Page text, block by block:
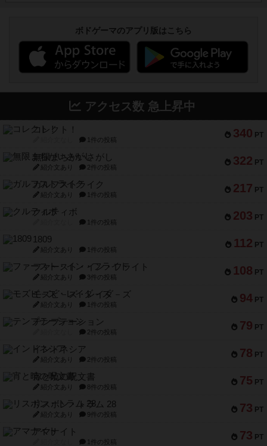
ボドゲーマのアプリ版はこちら
アクセス数 急上昇中
340 PT
コレクト！
1件の投稿
322 PT
無限まちがいさがし
紹介文あり 2件の投稿
217 PT
ガルフストライク
紹介文あり 1件の投稿
203 PT
クルティボ
1件の投稿
112 PT
1809
紹介文あり 1件の投稿
108 PT
ファースト・イン・フライト
紹介文あり 3件の投稿
94 PT
モズビ－ズ・レイダ－ズ
紹介文あり 1件の投稿
79 PT
テンプテーション
2件の投稿
78 PT
インドネシア
紹介文あり 2件の投稿
75 PT
宵と暁の呪文書
紹介文あり 8件の投稿
73 PT
リスボン・トラム 28
紹介文あり 9件の投稿
73 PT
アマナイト
1件の投稿